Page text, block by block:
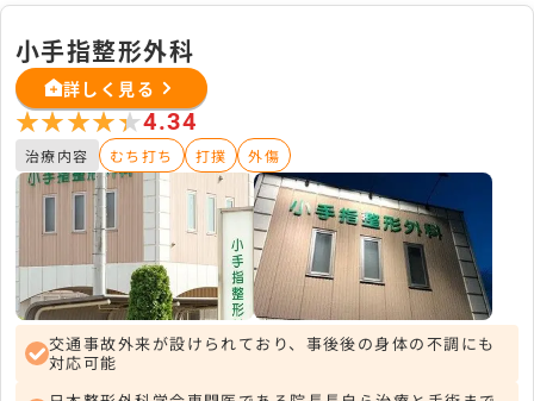
小手指整形外科
詳しく見る
★★★★★
★★★★★4.34
治療内容 むち打ち 打撲 外傷
交通事故外来が設けられており、事後後の身体の不調にも
対応可能